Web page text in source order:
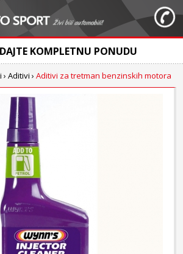
KOMPLETNU PONUDU
›Aditivi ›Aditivi za tretman benzinskih motora